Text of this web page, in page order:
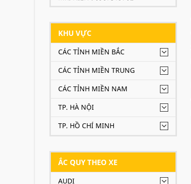
KHU VỰC
CÁC TỈNH MIỀN BẮC
CÁC TỈNH MIỀN TRUNG
CÁC TỈNH MIỀN NAM
TP. HÀ NỘI
TP. HỒ CHÍ MINH
ẮC QUY THEO XE
AUDI